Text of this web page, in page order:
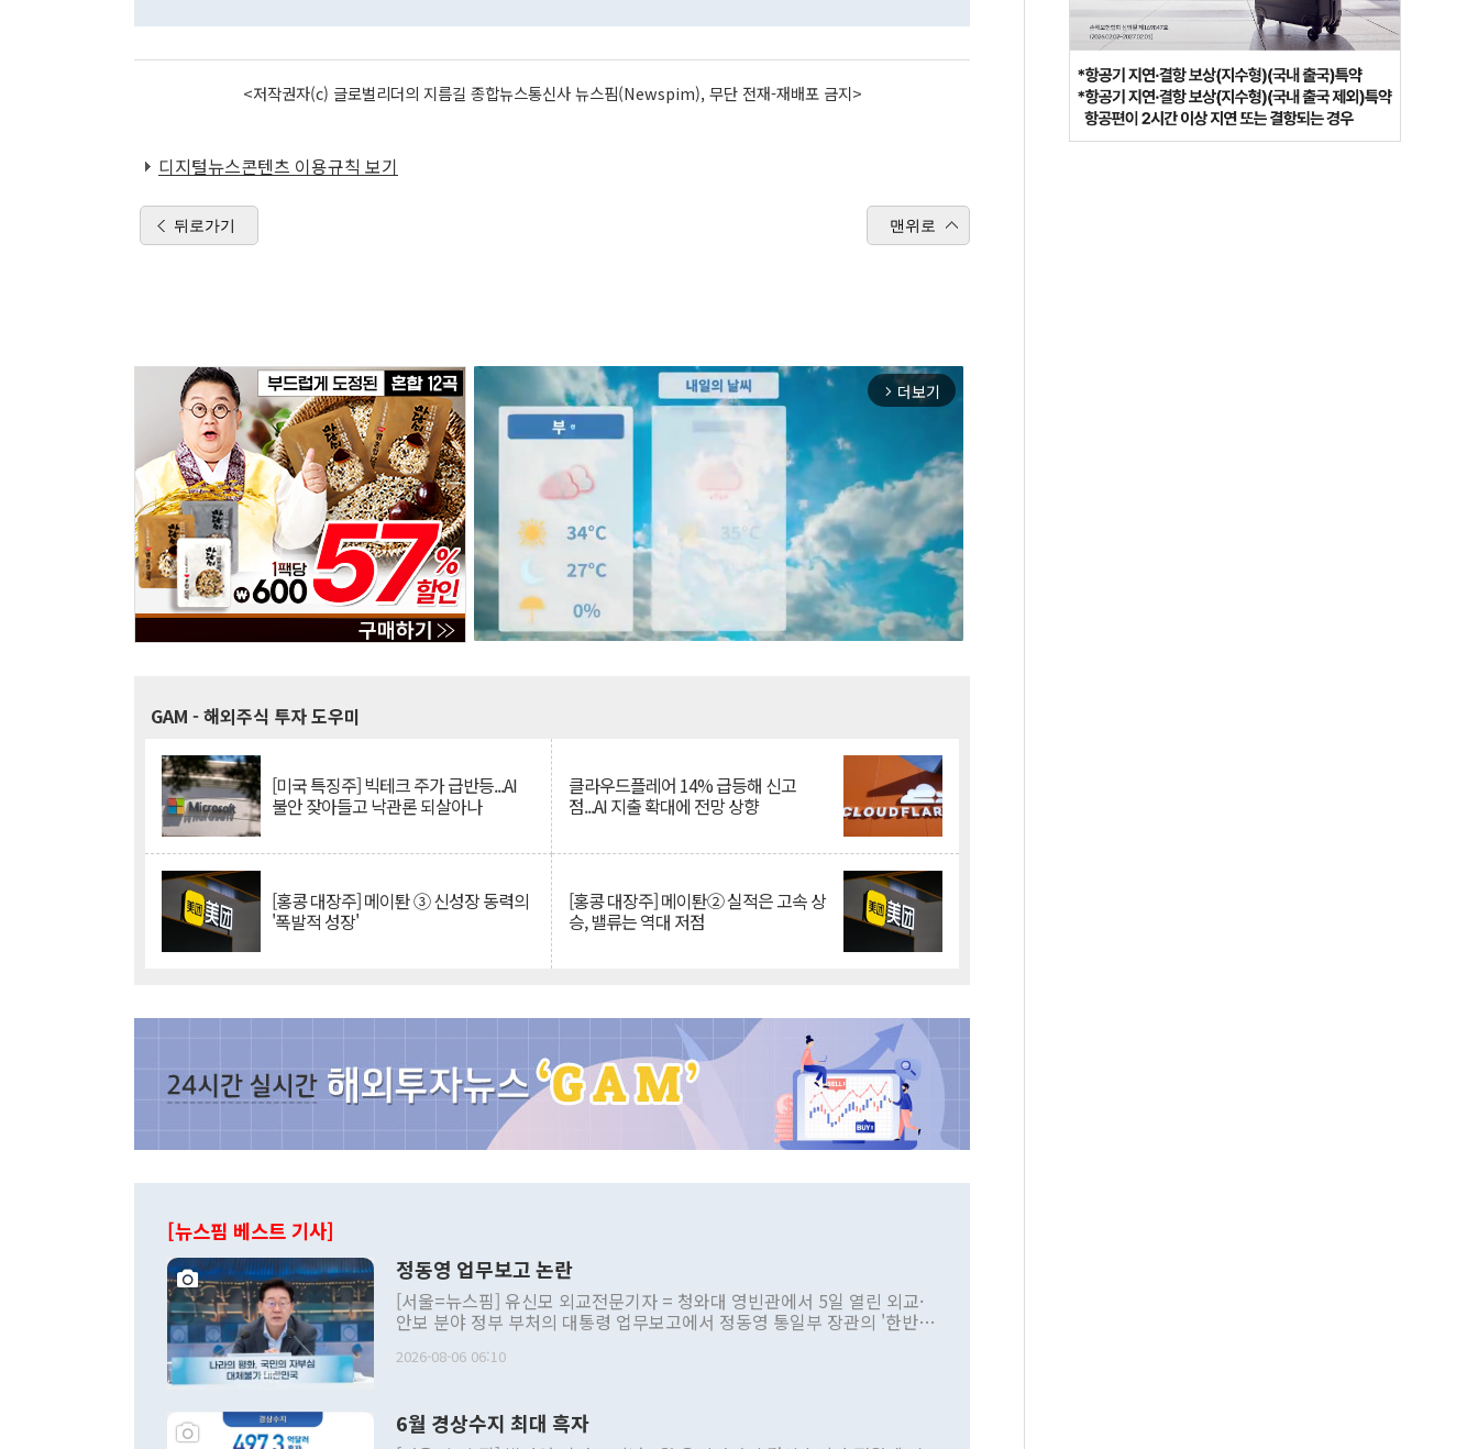
<저작권자(c) 글로벌리더의 지름길 종합뉴스통신사 뉴스핌(Newspim), 무단 전재-재배포 금지>
디지털뉴스콘텐츠 이용규칙 보기
뒤로가기 맨위로
arrow_forward_ios 더보기
GAM - 해외주식 투자 도우미
[미국 특징주] 빅테크 주가 급반등...AI
불안 잦아들고 낙관론 되살아나
클라우드플레어 14% 급등해 신고
점...AI 지출 확대에 전망 상향
[홍콩 대장주] 메이퇀 ③ 신성장 동력의
'폭발적 성장'
[홍콩 대장주] 메이퇀② 실적은 고속 상
승, 밸류는 역대 저점
[뉴스핌 베스트 기사]
정동영 업무보고 논란
[서울=뉴스핌] 유신모 외교전문기자 = 청와대 영빈관에서 5일 열린 외교·
안보 분야 정부 부처의 대통령 업무보고에서 정동영 통일부 장관의 '한반도
발언 중에는 정부 내 조율을 거치지 않은 사안을 정책으로 추진하겠다고 공
주의적 희망에 근거한 비현실적 구상'이라는 비판을 내놨다. 그동안 정 장
2026-08-06 06:10
6월 경상수지 최대 흑자